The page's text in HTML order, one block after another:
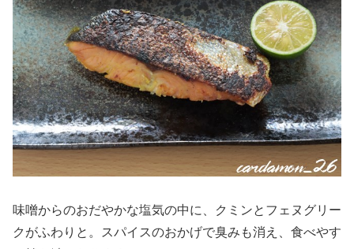
味噌からのおだやかな塩気の中に、クミンとフェヌグリー
クがふわりと。スパイスのおかげで臭みも消え、食べやす